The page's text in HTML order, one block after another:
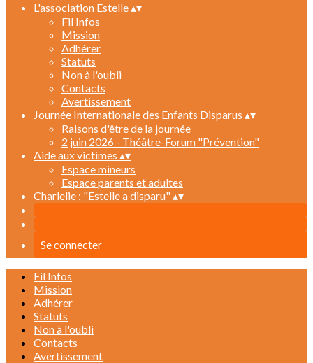
L'association Estelle▴▾
Fil Infos
Mission
Adhérer
Statuts
Non à l'oubli
Contacts
Avertissement
Journée Internationale des Enfants Disparus ▴▾
Raisons d'être de la journée
2 juin 2026 - Théâtre-Forum "Prévention"
Aide aux victimes ▴▾
Espace mineurs
Espace parents et adultes
Charlelie : "Estelle a disparu"▴▾
Se connecter
Fil Infos
Mission
Adhérer
Statuts
Non à l'oubli
Contacts
Avertissement